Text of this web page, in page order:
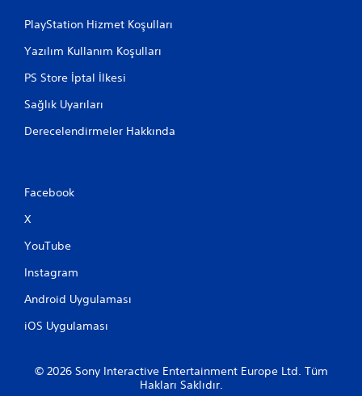
PlayStation Hizmet Koşulları
Yazılım Kullanım Koşulları
PS Store İptal İlkesi
Sağlık Uyarıları
Derecelendirmeler Hakkında
Facebook
X
YouTube
Instagram
Android Uygulaması
iOS Uygulaması
© 2026 Sony Interactive Entertainment Europe Ltd. Tüm
Hakları Saklıdır.